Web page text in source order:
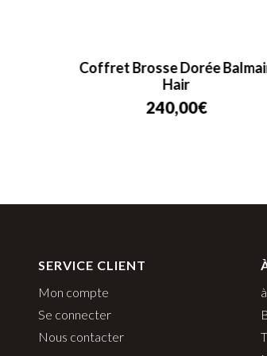
Coffret Brosse Dorée
Hair
240,00€
SERVICE CLIENT
Mon compte
Se connecter
Nous contacter